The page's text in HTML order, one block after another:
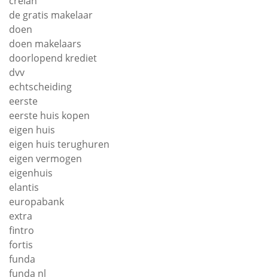
de gratis makelaar
doen
doen makelaars
doorlopend krediet
dvv
echtscheiding
eerste
eerste huis kopen
eigen huis
eigen huis terughuren
eigen vermogen
eigenhuis
elantis
europabank
extra
fintro
fortis
funda
funda nl